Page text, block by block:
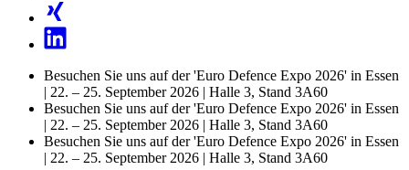
Besuchen Sie uns auf der 'Euro Defence Expo 2026' in Essen
| 22. – 25. September 2026 | Halle 3, Stand 3A60
Besuchen Sie uns auf der 'Euro Defence Expo 2026' in Essen
| 22. – 25. September 2026 | Halle 3, Stand 3A60
Besuchen Sie uns auf der 'Euro Defence Expo 2026' in Essen
| 22. – 25. September 2026 | Halle 3, Stand 3A60